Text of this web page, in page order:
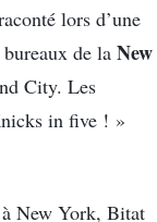
lors d’une
de la New
City. Les
in five ! »
New York, Bitat